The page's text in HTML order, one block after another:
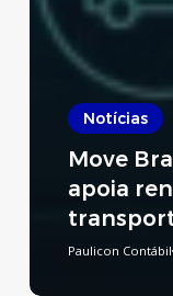
Notícias
Move
apoia
Paulicon Contábil